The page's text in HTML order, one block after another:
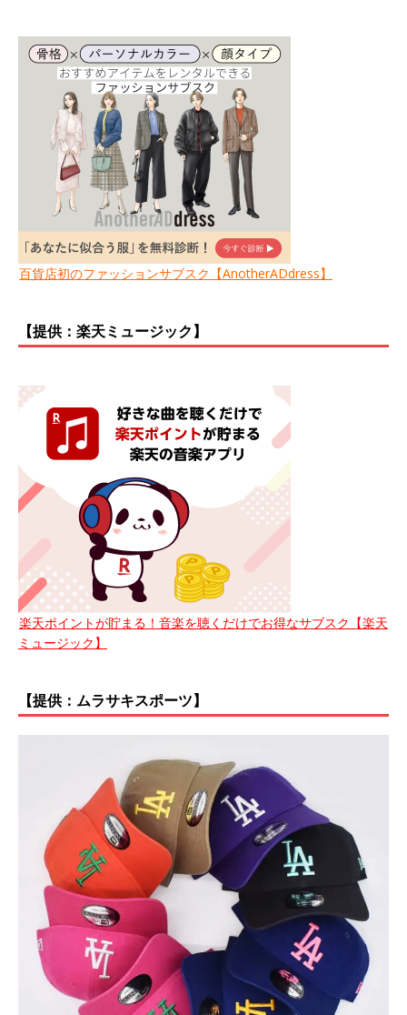
百貨店初のファッションサブスク【AnotherADdress】
【提供：楽天ミュージック】
楽天ポイントが貯まる！音楽を聴くだけでお得なサブスク【楽天
ミュージック】
【提供：ムラサキスポーツ】